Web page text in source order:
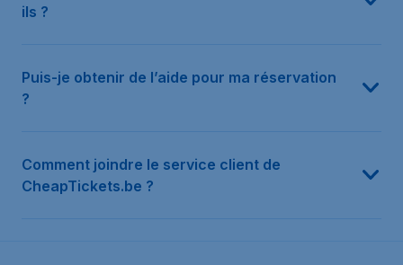
ils ?
Puis-je obtenir de l’aide pour ma réservation
?
Comment joindre le service client de
CheapTickets.be ?